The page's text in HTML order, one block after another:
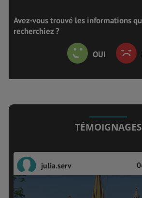
Avez-vous trouvé les informations
recherchiez ?
OUI
TÉMOIGNAGES
julia.serv